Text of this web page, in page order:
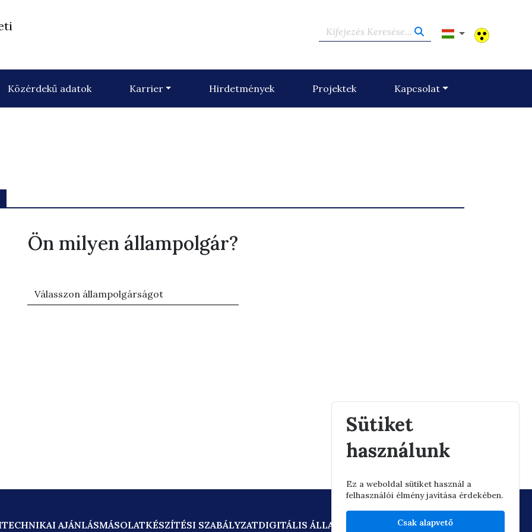
Kifejezés Keresése...
Közérdekű adatok Karrier Hirdetmények Projektek Kapcsolat
Ön milyen állampolgár?
TECHNIKAI AJÁNLÁSMÁSOLATKÉSZÍTÉSI SZABÁLYZATDIGITÁLIS ÁLLAMPOLGÁRSÁG
Sütiket
használunk
Ez a weboldal sütiket használ a
felhasználói élmény javítása érdekében.
Csak alapvető